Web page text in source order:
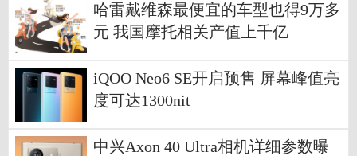
哈雷戴维森最便宜的车型也得9万多
元 我国摩托相关产值上千亿
iQOO Neo6 SE开启预售 屏幕峰值亮
度可达1300nit
中兴Axon 40 Ultra相机详细参数曝